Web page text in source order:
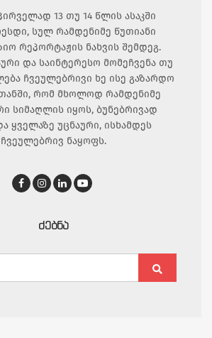
13 თუ 14 წლის ასაკში
სულ რამდენიმე წუთიანი
რეპორტაჟის ნახვის შემდეგ.
და საინტერესო მომეჩვენა თუ
ჩვეულებრივი ხე ისე გაზარდო
რომ მხოლოდ რამდენიმე
სიმაღლის იყოს, ბუნებრივად
ყველაზე უცნაური, ისხამდეს
ჩვეულებრივ ნაყოფს.
ᲫᲔᲑᲜᲐ